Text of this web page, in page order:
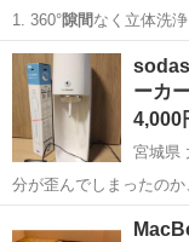
1. 360°隙間 なく立体洗
汚れまで…
東京 品川区
ーカ
4,000
宮城県
分が歪んでしまったの
酸水はできるので…
仙台市 大